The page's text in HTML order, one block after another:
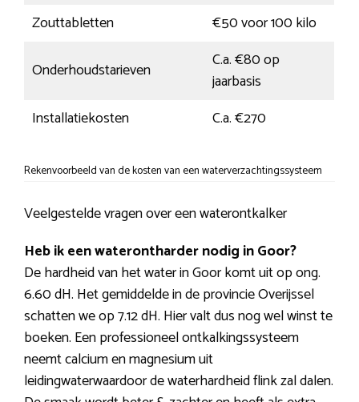
Zouttabletten
€50 voor 100 kilo
Onderhoudstarieven
C.a. €80 op
jaarbasis
Installatiekosten
C.a. €270
Rekenvoorbeeld van de kosten van een waterverzachtingssysteem
Veelgestelde vragen over een waterontkalker
Heb ik een waterontharder nodig in Goor?
De hardheid van het water in Goor komt uit op ong.
6.60 dH. Het gemiddelde in de provincie Overijssel
schatten we op 7.12 dH. Hier valt dus nog wel winst te
boeken. Een professioneel ontkalkingssysteem
neemt calcium en magnesium uit
leidingwaterwaardoor de waterhardheid flink zal dalen.